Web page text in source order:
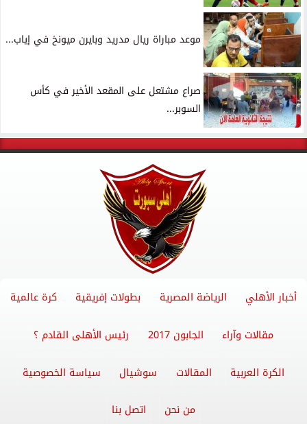
موعد مباراة ريال مدريد وبايرن ميونخ في إياب...
صراع مشتعل على المقعد الأخير في كأس
السوبر...
أخبار الأهلي الرياضة المصرية بطولات إفريقية كرة عالمية
مقالات وآراء الجابون 2017 رئيس الأهلى القادم ؟
الكرة العربية المقالات سوشيال سياسة الخصوصية
من نحن اتصل بنا